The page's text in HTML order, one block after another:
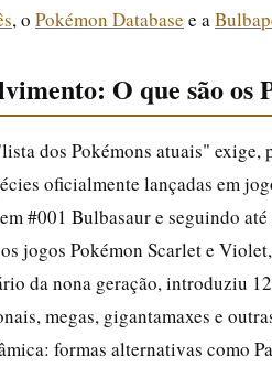
, o Pokémon Database e a
O que são os
dos Pokémons atuais"
oficialmente lançadas em
#001 Bulbasaur e seguindo
jogos Pokémon Scarlet e
da nona geração, introduziu
megas, gigantamaxes e
formas alternativas como